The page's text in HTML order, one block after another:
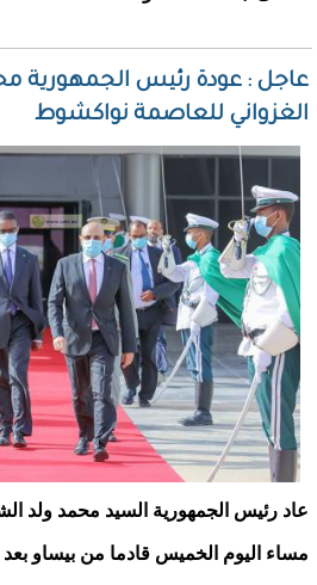
عاجل : عودة رئيس الجمهورية
الغزواني للعاصمة نواكشوط
عاد رئيس الجمهورية السيد محمد ولد
مساء اليوم الخميس قادما من بيساو